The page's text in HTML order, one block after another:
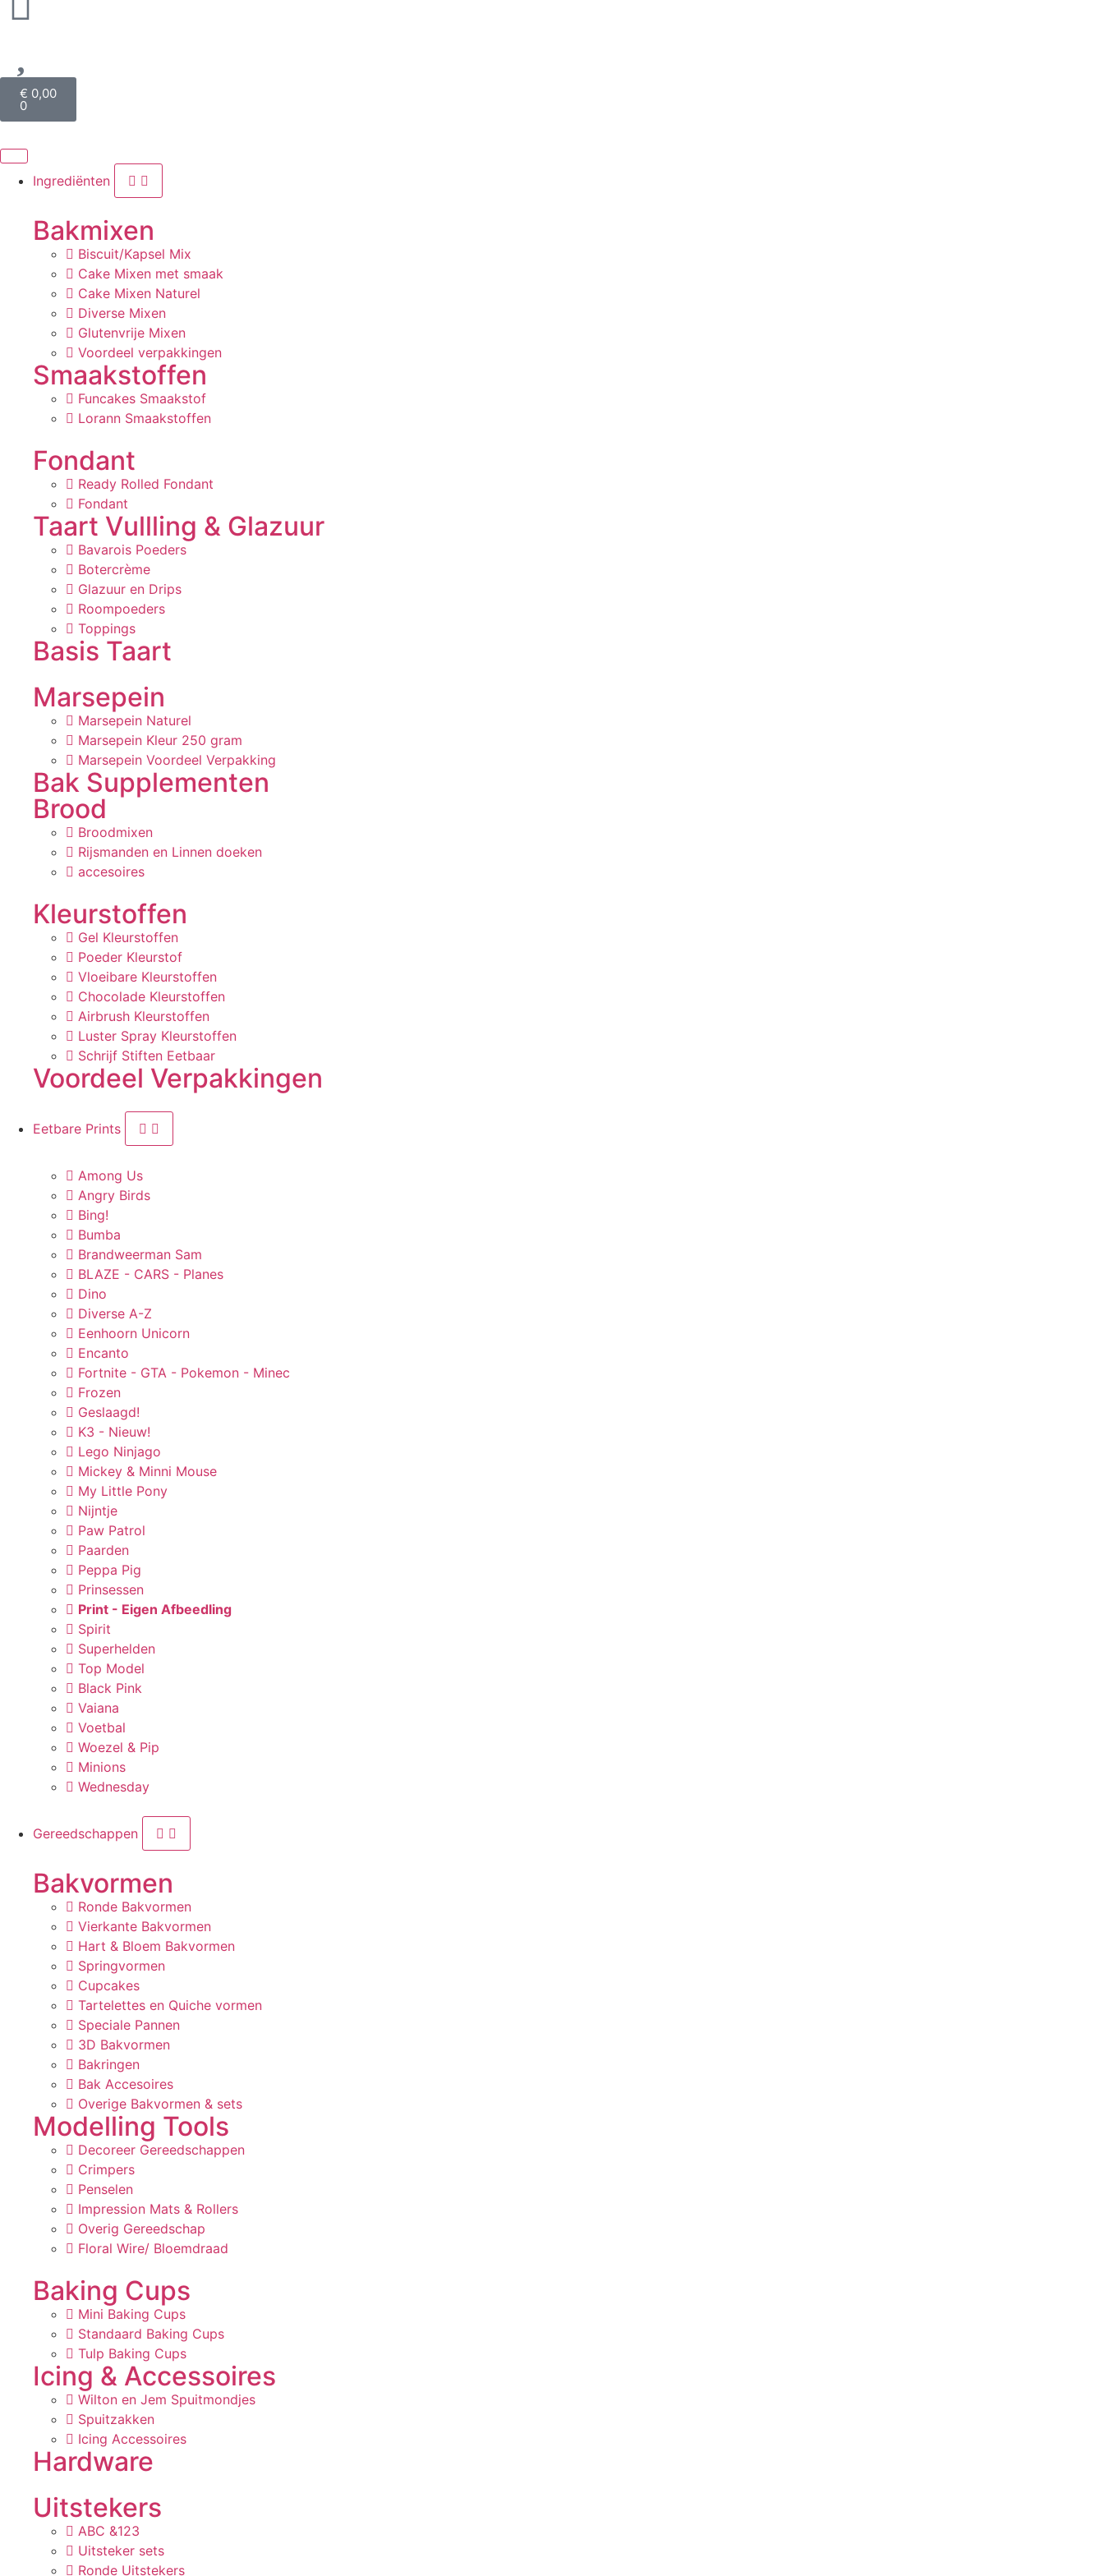
€ 0,00
0
Ingrediënten
Bakmixen
Biscuit/Kapsel Mix
Cake Mixen met smaak
Cake Mixen Naturel
Diverse Mixen
Glutenvrije Mixen
Voordeel verpakkingen
Smaakstoffen
Funcakes Smaakstof
Lorann Smaakstoffen
Fondant
Ready Rolled Fondant
Fondant
Taart Vullling & Glazuur
Bavarois Poeders
Botercrème
Glazuur en Drips
Roompoeders
Toppings
Basis Taart
Marsepein
Marsepein Naturel
Marsepein Kleur 250 gram
Marsepein Voordeel Verpakking
Bak Supplementen
Brood
Broodmixen
Rijsmanden en Linnen doeken
accesoires
Kleurstoffen
Gel Kleurstoffen
Poeder Kleurstof
Vloeibare Kleurstoffen
Chocolade Kleurstoffen
Airbrush Kleurstoffen
Luster Spray Kleurstoffen
Schrijf Stiften Eetbaar
Voordeel Verpakkingen
Eetbare Prints
Among Us
Angry Birds
Bing!
Bumba
Brandweerman Sam
BLAZE - CARS - Planes
Dino
Diverse A-Z
Eenhoorn Unicorn
Encanto
Fortnite - GTA - Pokemon - Minec
Frozen
Geslaagd!
K3 - Nieuw!
Lego Ninjago
Mickey & Minni Mouse
My Little Pony
Nijntje
Paw Patrol
Paarden
Peppa Pig
Prinsessen
Print - Eigen Afbeedling
Spirit
Superhelden
Top Model
Black Pink
Vaiana
Voetbal
Woezel & Pip
Minions
Wednesday
Gereedschappen
Bakvormen
Ronde Bakvormen
Vierkante Bakvormen
Hart & Bloem Bakvormen
Springvormen
Cupcakes
Tartelettes en Quiche vormen
Speciale Pannen
3D Bakvormen
Bakringen
Bak Accesoires
Overige Bakvormen & sets
Modelling Tools
Decoreer Gereedschappen
Crimpers
Penselen
Impression Mats & Rollers
Overig Gereedschap
Floral Wire/ Bloemdraad
Baking Cups
Mini Baking Cups
Standaard Baking Cups
Tulp Baking Cups
Icing & Accessoires
Wilton en Jem Spuitmondjes
Spuitzakken
Icing Accessoires
Hardware
Uitstekers
ABC &123
Uitsteker sets
Ronde Uitstekers